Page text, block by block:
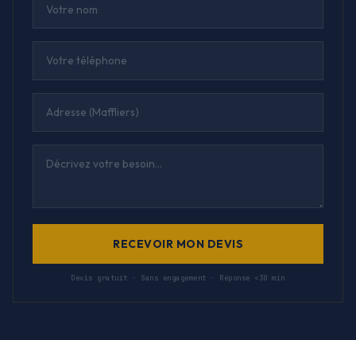
RECEVOIR MON DEVIS
Devis gratuit · Sans engagement · Réponse <30 min